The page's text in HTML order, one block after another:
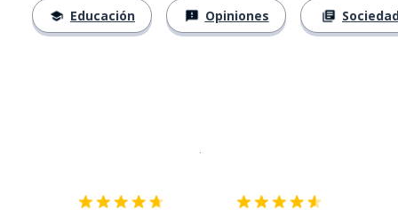
Educación Opiniones